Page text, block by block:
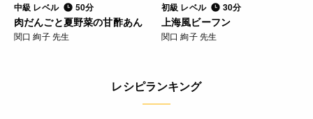
中級 レベル 50分
肉だんごと夏野菜の甘酢あん
関口 絢子 先生
初級 レベル 30分
上海風ビーフン
関口 絢子 先生
レシピランキング